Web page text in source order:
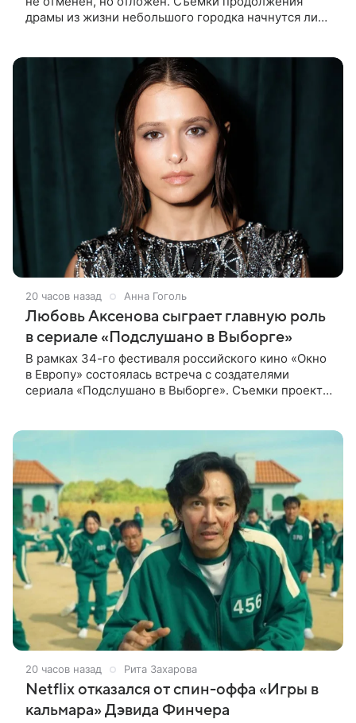
драмы из жизни небольшого городка начнутся лишь
20 часов назад Анна Гоголь
Любовь Аксенова сыграет главную роль
в сериале «Подслушано в Выборге»
В рамках 34-го фестиваля российского кино «Окно
в Европу» состоялась встреча с создателями
сериала «Подслушано в Выборге». Съемки проекта
20 часов назад Рита Захарова
Netflix отказался от спин-оффа «Игры в
кальмара» Дэвида Финчера